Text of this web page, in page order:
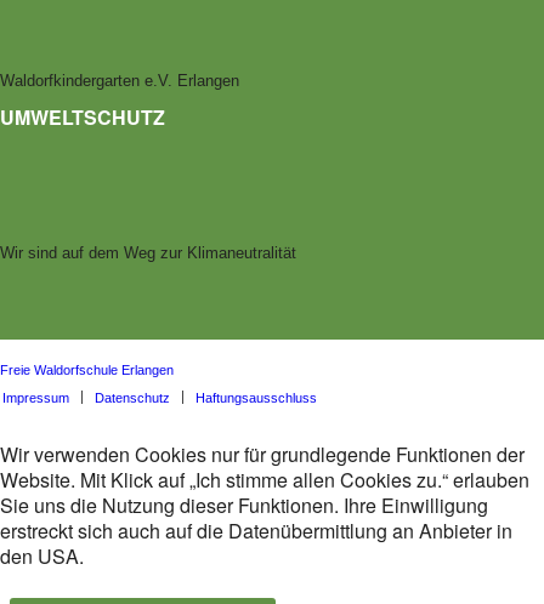
Waldorfkindergarten e.V. Erlangen
UMWELTSCHUTZ
Wir sind auf dem Weg zur Klimaneutralität
Freie Waldorfschule Erlangen
Impressum
Datenschutz Haftungsausschluss
Wir verwenden Cookies nur für grundlegende Funktionen der
Website. Mit Klick auf „Ich stimme allen Cookies zu.“ erlauben
Sie uns die Nutzung dieser Funktionen. Ihre Einwilligung
erstreckt sich auch auf die Datenübermittlung an Anbieter in
den USA.